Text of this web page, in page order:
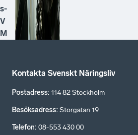
s-
V
M
Kontakta Svenskt Näringsliv
Postadress: 114 82 Stockholm
Besöksadress: Storgatan 19
Telefon: 08-553 430 00